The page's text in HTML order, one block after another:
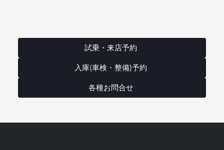
試乗・来店予約
入庫(車検・整備)予約
各種お問合せ